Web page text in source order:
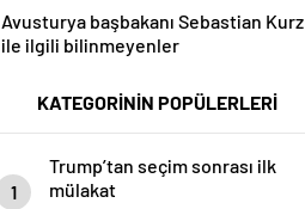
Avusturya başbakanı Sebastian Kurz
ile ilgili bilinmeyenler
KATEGORİNİN POPÜLERLERİ
1
Trump’tan seçim sonrası ilk
mülakat